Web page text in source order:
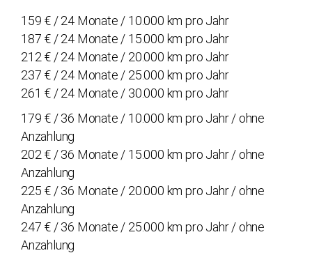
159 € / 24 Monate / 10.000 km pro Jahr
187 € / 24 Monate / 15.000 km pro Jahr
212 € / 24 Monate / 20.000 km pro Jahr
237 € / 24 Monate / 25.000 km pro Jahr
261 € / 24 Monate / 30.000 km pro Jahr
179 € / 36 Monate / 10.000 km pro Jahr / ohne
Anzahlung
202 € / 36 Monate / 15.000 km pro Jahr / ohne
Anzahlung
225 € / 36 Monate / 20.000 km pro Jahr / ohne
Anzahlung
247 € / 36 Monate / 25.000 km pro Jahr / ohne
Anzahlung